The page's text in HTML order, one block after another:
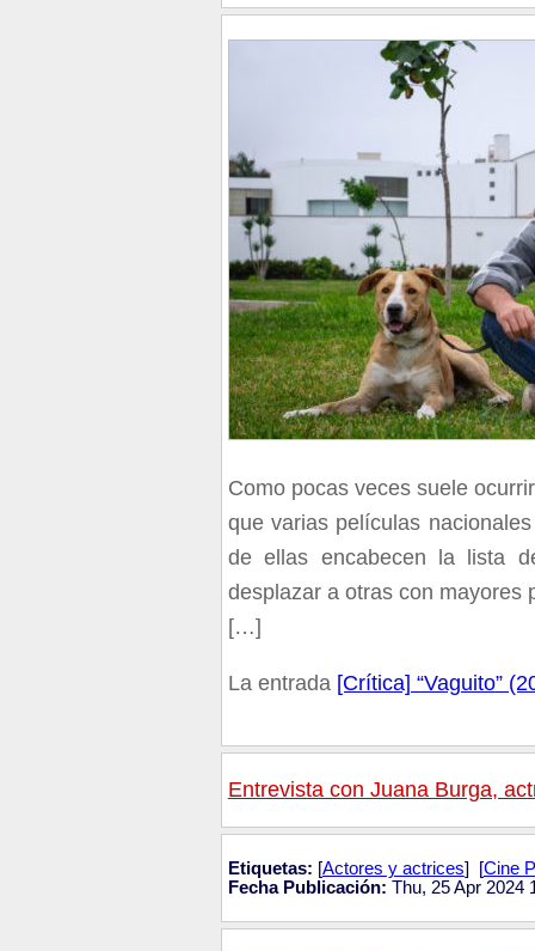
Como pocas veces suele
que varias películas
de ellas encabecen la lista
desplazar a otras con mayores
[…]
La entrada [Crítica] “Vaguito”
Entrevista con Juana Burga,
Etiquetas: [Actores y actrices] [Cine
Fecha Publicación: Thu, 25 Apr 2024